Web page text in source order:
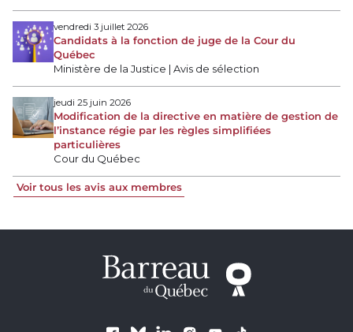
vendredi 3 juillet 2026
Candidats à la fonction de juge de la Cour du
Québec
Ministère de la Justice | Avis de sélection
jeudi 25 juin 2026
Modification de la directive en matière de gestion de
l’instance régie par les règles simplifiées
particulières
Cour du Québec
Voir tous les avis aux membres